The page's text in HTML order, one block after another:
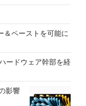
＆ペーストを可能に
ードウェア幹部を経
影響